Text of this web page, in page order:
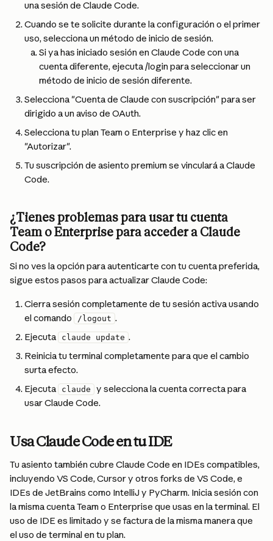
una sesión de Claude Code.
Cuando se te solicite durante la configuración o el primer
uso, selecciona un método de inicio de sesión.
Si ya has iniciado sesión en Claude Code con una
cuenta diferente, ejecuta /login para seleccionar un
método de inicio de sesión diferente.
Selecciona "Cuenta de Claude con suscripción" para ser
dirigido a un aviso de OAuth.
Selecciona tu plan Team o Enterprise y haz clic en
"Autorizar".
Tu suscripción de asiento premium se vinculará a Claude
Code.
¿Tienes problemas para usar tu cuenta
Team o Enterprise para acceder a Claude
Code?
Si no ves la opción para autenticarte con tu cuenta preferida,
sigue estos pasos para actualizar Claude Code:
Cierra sesión completamente de tu sesión activa usando
el comando
/logout .
Ejecuta
claude update .
Reinicia tu terminal completamente para que el cambio
surta efecto.
Ejecuta
claude
y selecciona la cuenta correcta para
usar Claude Code.
Usa Claude Code en tu IDE
Tu asiento también cubre Claude Code en IDEs compatibles,
incluyendo VS Code, Cursor y otros forks de VS Code, e
IDEs de JetBrains como IntelliJ y PyCharm. Inicia sesión con
la misma cuenta Team o Enterprise que usas en la terminal. El
uso de IDE es limitado y se factura de la misma manera que
el uso de terminal en tu plan.